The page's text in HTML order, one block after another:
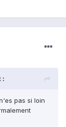
:
pas si loin